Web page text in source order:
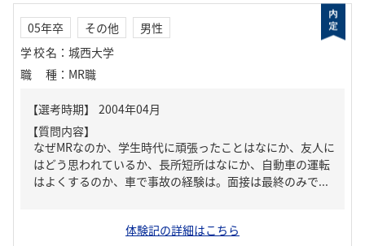
05年卒 その他
男性
学校名 ： 城西大学
職種 ： MR職
【質問内容】
なぜMRなのか、学生時代に頑張ったことはなにか、友人に
はどう思われているか、長所短所はなにか、自動車の運転
はよくするのか、車で事故の経験は。面接は最終のみで...
体験記の詳細はこちら